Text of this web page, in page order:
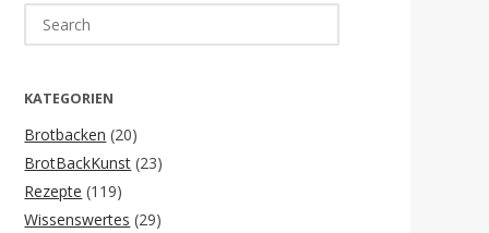
for:
KATEGORIEN
Brotbacken (20)
BrotBackKunst (23)
Rezepte (119)
Wissenswertes (29)